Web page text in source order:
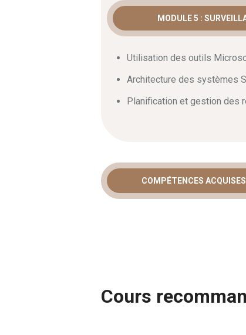
MODULE 5 :
Utilisation des outils
Architecture des systèmes
Planification et gestion des
COMPÉTENCES ACQUISES
Cours